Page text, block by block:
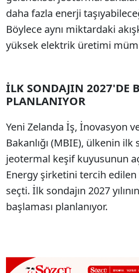
daha fazla enerji
Böylece aynı miktardaki
yüksek elektrik üretimi
İLK SONDAJIN 2027'DE
PLANLANIYOR
Yeni Zelanda İş, İnovasyon
Bakanlığı (MBIE), ülkenin ilk
jeotermal keşif kuyusunun
Energy şirketini tercih
seçti. İlk sondajın 2027
başlaması planlanıyor.